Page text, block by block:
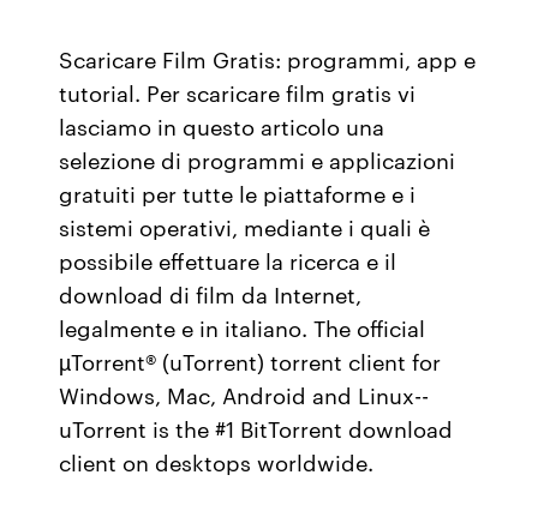
Scaricare Film Gratis: programmi, app e
tutorial. Per scaricare film gratis vi
lasciamo in questo articolo una
selezione di programmi e applicazioni
gratuiti per tutte le piattaforme e i
sistemi operativi, mediante i quali è
possibile effettuare la ricerca e il
download di film da Internet,
legalmente e in italiano. The official
µTorrent® (uTorrent) torrent client for
Windows, Mac, Android and Linux--
uTorrent is the #1 BitTorrent download
client on desktops worldwide.